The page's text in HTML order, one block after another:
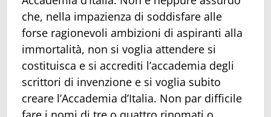
che, nella impazienza di soddisfare alle
forse ragionevoli ambizioni di aspiranti alla
immortalità, non si voglia attendere si
costituisca e si accrediti l’accademia degli
scrittori di invenzione e si voglia subito
creare l’Accademia d’Italia. Non par difficile